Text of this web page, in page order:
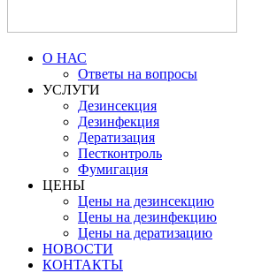
О НАС
Ответы на вопросы
УСЛУГИ
Дезинсекция
Дезинфекция
Дератизация
Пестконтроль
Фумигация
ЦЕНЫ
Цены на дезинсекцию
Цены на дезинфекцию
Цены на дератизацию
НОВОСТИ
КОНТАКТЫ